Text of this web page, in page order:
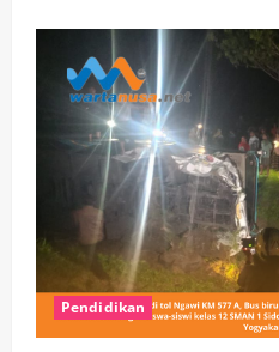
Video
Detik-
Detik
Siswa
SMAN
1
Sidoarjo
Saat
Terjebak
di
Dalam
Bus
Pratama
Putra
yang
Terguling
di
Tol
Ngawi
Pendidikan